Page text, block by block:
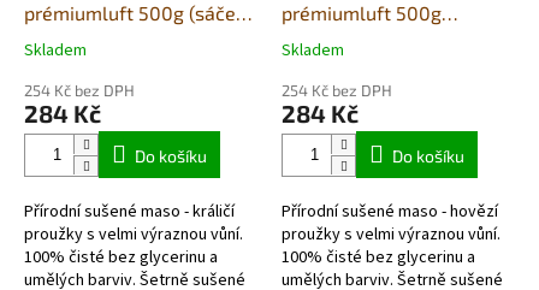
prémiumluft 500g (sáček)
- králík
Průměrné
produktu
je
hvězdiček.
Skladem
254 Kč bez DPH
284 Kč
Do košíku
Přírodní sušené maso - králičí
proužky s velmi výraznou vůní.
100% čisté bez glycerinu a
umělých barviv. Šetrně sušené
prémiumluft 500g
(sáček)- hovězí
Průměrné
produktu
je
hvězdiček.
Skladem
254 Kč bez DPH
284 Kč
Do košíku
Přírodní sušené maso - hovězí
proužky s velmi výraznou vůní.
100% čisté bez glycerinu a
umělých barviv. Šetrně sušené